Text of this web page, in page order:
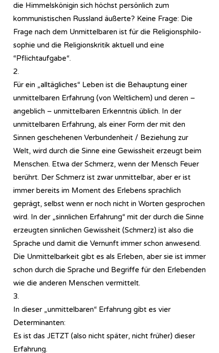
die Himmelskönigin sich höchst persönlich zum
kommunistischen Russland äußerte? Keine Frage: Die
Frage nach dem Unmittelbaren ist für die Re­li­gi­ons­phi­lo­
so­phie und die Religionskritik aktuell und eine
“Pflichtaufgabe“.
2.
Für ein „alltägliches“ Leben ist die Behauptung einer
unmittelbaren Erfahrung (von Weltlichem) und deren –
angeblich – unmittelbaren Erkenntnis üblich. In der
unmittelbaren Erfahrung, als einer Form der mit den
Sinnen geschehenen Verbundenheit / Beziehung zur
Welt, wird durch die Sinne eine Gewissheit erzeugt beim
Menschen. Etwa der Schmerz, wenn der Mensch Feuer
berührt. Der Schmerz ist zwar unmittelbar, aber er ist
immer bereits im Moment des Erlebens sprachlich
geprägt, selbst wenn er noch nicht in Worten gesprochen
wird. In der „sinnlichen Erfahrung“ mit der durch die Sinne
erzeugten sinnlichen Gewissheit (Schmerz) ist also die
Sprache und damit die Vernunft immer schon anwesend.
Die Unmittelbarkeit gibt es als Erleben, aber sie ist immer
schon durch die Sprache und Begriffe für den Erlebenden
wie die anderen Menschen vermittelt.
3.
In dieser „unmittelbaren“ Erfahrung gibt es vier
Determinanten:
Es ist das JETZT (also nicht später, nicht früher) dieser
Erfahrung.